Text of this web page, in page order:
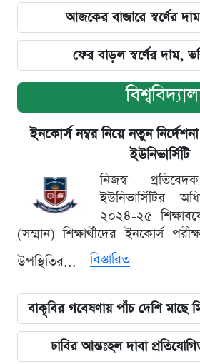
আজকের বাজারে স্বর্ণের
ফের বাড়ল স্বর্ণের দাম,
ইনকোর্স নম্বর নিয়ে নতুন
ইউনিভার্সিটি
নিজস্ব
ইউনিভার্সিটির
২০২৪-২৫
(সম্মান) শিক্ষার্থীদের ইনকোর্স
উপস্থিতির...
বিস্তারিত
বাকৃবির গবেষণায় পাঁচ দেশি মাছে
ঢাবির আন্তঃহল দাবা